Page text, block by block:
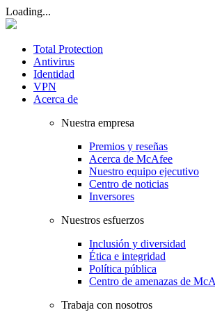
Loading...
Total Protection
Antivirus
Identidad
VPN
Acerca de
Nuestra empresa
Premios y reseñas
Acerca de McAfee
Nuestro equipo ejecutivo
Centro de noticias
Inversores
Nuestros esfuerzos
Inclusión y diversidad
Ética e integridad
Política pública
Centro de amenazas de
Trabaja con nosotros